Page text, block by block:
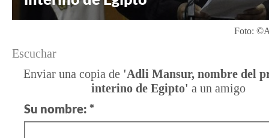
Foto:
Escuchar
Enviar una copia de 'Adli Mansur, nombre del
interino de Egipto' a un amigo
Su nombre: *